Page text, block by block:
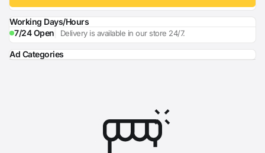
Working Days/Hours
7/24 Open
Delivery is available in our store 24/7.
Ad Categories